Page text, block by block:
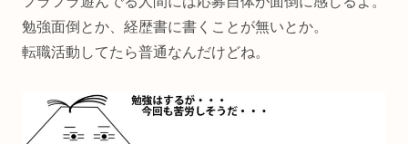
勉強面倒とか、経歴書に書くことが無いとか。
転職活動してたら普通なんだけどね。